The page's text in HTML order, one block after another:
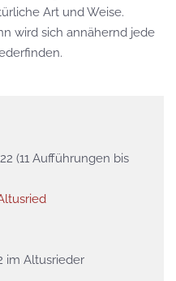
Art und Weise.
wird sich annähernd jede
(11 Aufführungen bis
im Altusrieder